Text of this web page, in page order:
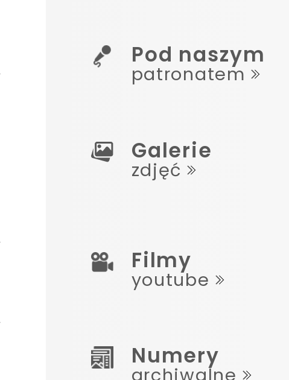
Pod naszym
patronatem
Galerie
zdjęć
Filmy
youtube
Numery